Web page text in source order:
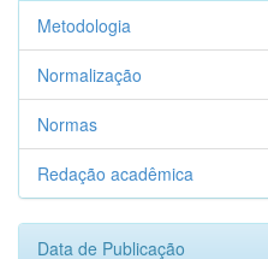
Metodologia
Normalização
Normas
Redação acadêmica
Data de Publicação